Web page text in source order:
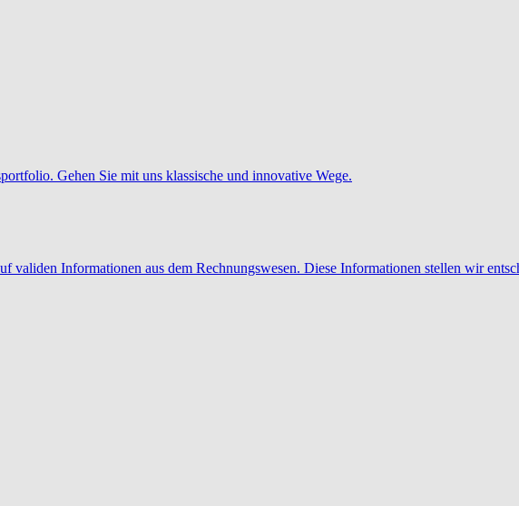
Gehen Sie mit uns klassische und innovative Wege.
validen Informationen aus dem Rechnungswesen. Diese Informationen stellen wir